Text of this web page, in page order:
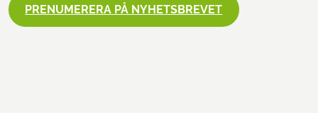
PRENUMERERA PÅ NYHETSBREVET